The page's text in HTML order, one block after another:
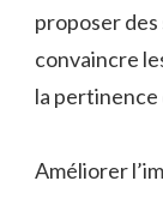
proposer
convaincre
la pertinence
Améliorer